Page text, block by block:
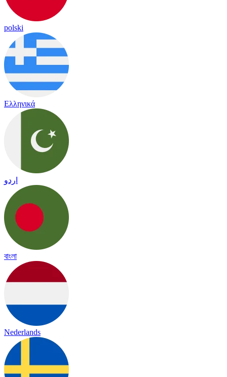
polski
Ελληνικά
اردو
বাংলা
Nederlands